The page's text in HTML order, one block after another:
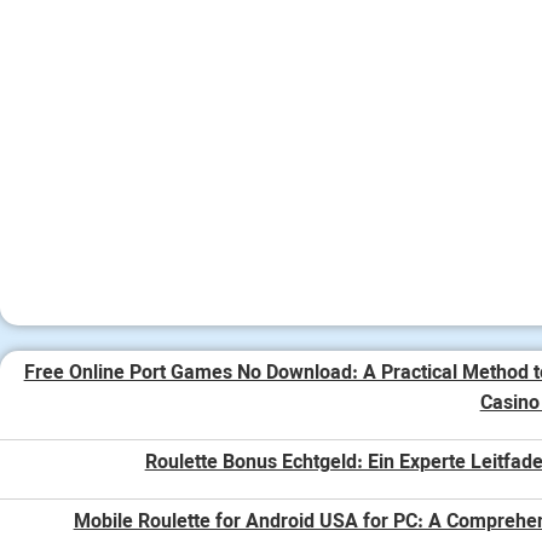
Free Online Port Games No Download: A Practical Method
Roulette Bonus Echtgeld: Ein Experte
Mobile Roulette for Android USA for PC: A